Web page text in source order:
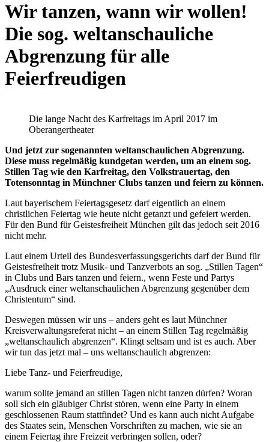
Wir tanzen, wann wir wollen!
Die sog. weltanschauliche
Abgrenzung für alle
Feierfreudigen
Die lange Nacht des Karfreitags im April 2017 im
Oberangertheater
Und jetzt zur sogenannten weltanschaulichen Abgrenzung.
Diese muss regelmäßig kundgetan werden, um an einem sog.
Stillen Tag wie den Karfreitag, den Volkstrauertag, den
Totensonntag in Münchner Clubs tanzen und feiern zu können.
Laut bayerischem Feiertagsgesetz darf eigentlich an einem
christlichen Feiertag wie heute nicht getanzt und gefeiert werden.
Für den Bund für Geistesfreiheit München gilt das jedoch seit 2016
nicht mehr.
Laut einem Urteil des Bundesverfassungsgerichts darf der Bund für
Geistesfreiheit trotz Musik- und Tanzverbots an sog. „Stillen Tagen“
in Clubs und Bars tanzen und feiern., wenn Feste und Partys
„Ausdruck einer weltanschaulichen Abgrenzung gegenüber dem
Christentum“ sind.
Deswegen müssen wir uns – anders geht es laut Münchner
Kreisverwaltungsreferat nicht – an einem Stillen Tag regelmäßig
„weltanschaulich abgrenzen“. Klingt seltsam und ist es auch. Aber
wir tun das jetzt mal – uns weltanschaulich abgrenzen:
Liebe Tanz- und Feierfreudige,
warum sollte jemand an stillen Tagen nicht tanzen dürfen? Woran
soll sich ein gläubiger Christ stören, wenn eine Party in einem
geschlossenen Raum stattfindet? Und es kann auch nicht Aufgabe
des Staates sein, Menschen Vorschriften zu machen, wie sie an
einem Feiertag ihre Freizeit verbringen sollen, oder?